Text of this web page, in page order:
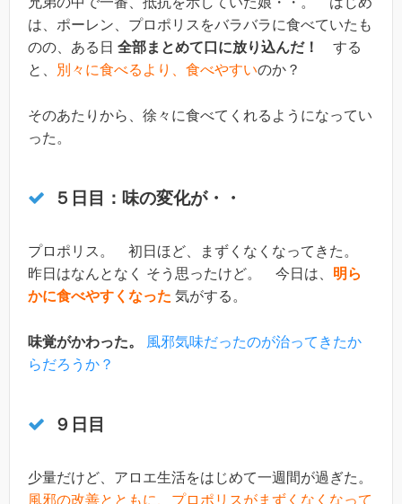
は、ポーレン、プロポリスをバラバラに食べていたも
のの、ある日 全部まとめて口に放り込んだ！
する
と、
別々に食べるより、食べやすいのか？
そのあたりから、徐々に食べてくれるようになってい
った。
５日目：味の変化が・・
プロポリス。 初日ほど、まずくなくなってきた。
昨日はなんとなく そう思ったけど。 今日は、 明ら
かに食べやすくなった 気がする。
味覚がかわった。
風邪気味だったのが治ってきたか
らだろうか？
９日目
少量だけど、アロエ生活をはじめて一週間が過ぎた。
風邪の改善とともに、プロポリスがまずくなくなって